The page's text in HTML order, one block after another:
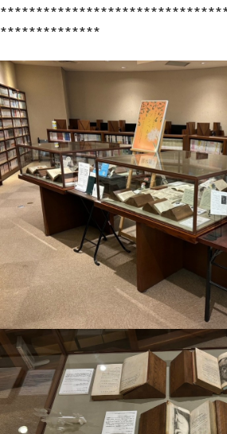
**************